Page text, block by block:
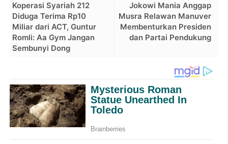
Jokowi Mania Anggap
Musra Relawan Manuver
Membenturkan Presiden
dan Partai Pendukung
Koperasi Syariah 212
Diduga Terima Rp10
Miliar dari ACT, Guntur
Romli: Aa Gym Jangan
Sembunyi Dong